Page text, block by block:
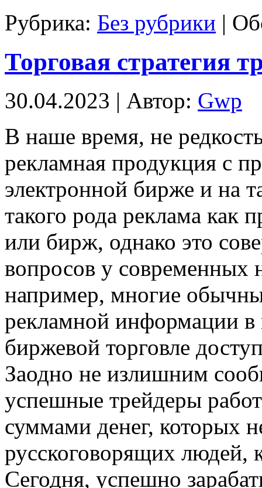
Рубрика: Без рубрики |
Торговая стратегия
30.04.2023 | Автор: Gwp
В нaшe врeмя, не
рекламная продукция с
электронной бирже и на
такого рода реклама как
или бирж, однако это
вопросов у современных
например, многие
рекламной информации
биржевой торговле
Заодно не излишним
успешные трейдеры
суммами денег, которых
русскоговорящих людей,
Сегодня, успешно